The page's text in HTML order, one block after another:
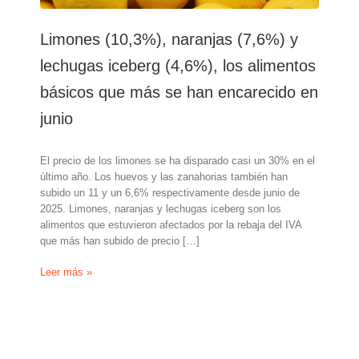
Limones (10,3%), naranjas (7,6%) y
lechugas iceberg (4,6%), los alimentos
básicos que más se han encarecido en
junio
El precio de los limones se ha disparado casi un 30% en el
último año. Los huevos y las zanahorias también han
subido un 11 y un 6,6% respectivamente desde junio de
2025. Limones, naranjas y lechugas iceberg son los
alimentos que estuvieron afectados por la rebaja del IVA
que más han subido de precio […]
Limones
Leer más »